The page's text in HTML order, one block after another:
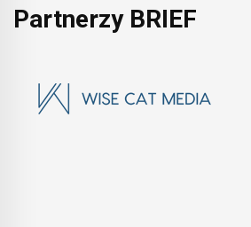
Partnerzy BRIEF